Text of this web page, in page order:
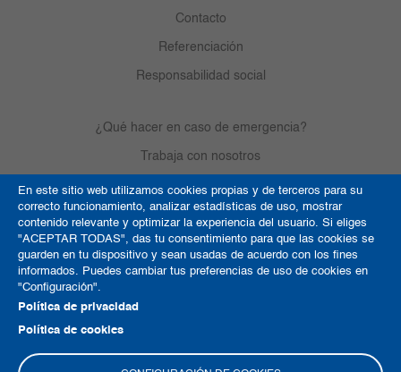
En este sitio web utilizamos cookies propias y de terceros para su
correcto funcionamiento, analizar estadísticas de uso, mostrar
contenido relevante y optimizar la experiencia del usuario. Si eliges
"ACEPTAR TODAS", das tu consentimiento para que las cookies se
guarden en tu dispositivo y sean usadas de acuerdo con los fines
informados. Puedes cambiar tus preferencias de uso de cookies en
"Configuración".
Política de privacidad
Política de cookies
Contacto
Referenciación
Responsabilidad social
¿Qué hacer en caso de emergencia?
Trabaja con nosotros
Derechos de autor
Política de Cookies
Términos y condiciones